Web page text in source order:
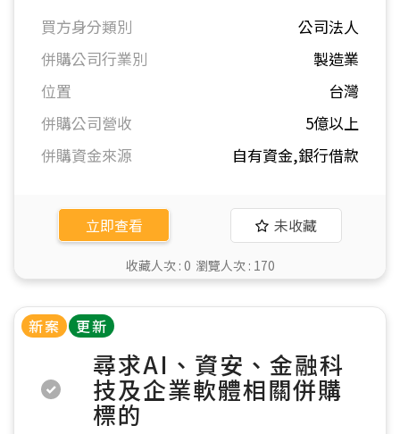
買方身分類別
公司法人
併購公司行業別
製造業
位置
台灣
併購公司營收
5億以上
併購資金來源
自有資金,銀行借款
立即查看 未收藏
收藏人次 : 0 瀏覽人次 : 170
新案 更新
尋求AI、資安、金融科
技及企業軟體相關併購
標的